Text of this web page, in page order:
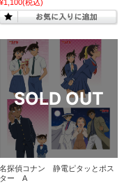
¥1,100(税込)
名探偵コナン 静電ピタッとポス
ター A